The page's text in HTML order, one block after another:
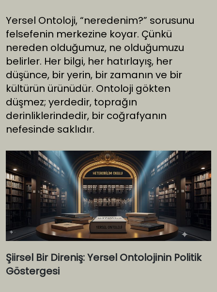
Yersel Ontoloji, “neredenim?” sorusunu
felsefenin merkezine koyar. Çünkü
nereden olduğumuz, ne olduğumuzu
belirler. Her bilgi, her hatırlayış, her
düşünce, bir yerin, bir zamanın ve bir
kültürün ürünüdür. Ontoloji gökten
düşmez; yerdedir, toprağın
derinliklerindedir, bir coğrafyanın
nefesinde saklıdır.
Şiirsel Bir Direniş: Yersel Ontolojinin Politik
Göstergesi